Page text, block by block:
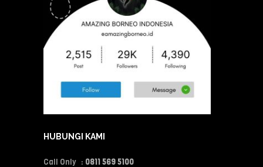
HUBUNGI KAMI
Call Only : 0811 569 5100